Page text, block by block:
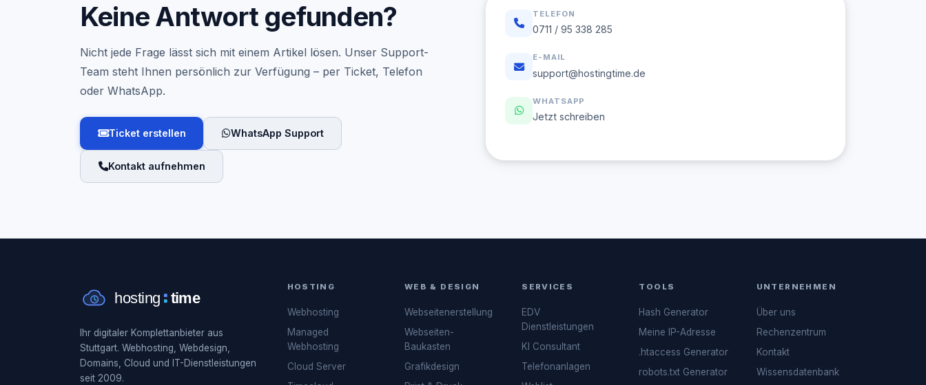
Keine Antwort gefunden?
Nicht jede Frage lässt sich mit einem Artikel lösen. Unser Support-
Team steht Ihnen persönlich zur Verfügung – per Ticket, Telefon
oder WhatsApp.
Ticket erstellen WhatsApp Support
Kontakt aufnehmen
TELEFON
0711 / 95 338 285
E-MAIL
support@hostingtime.de
WHATSAPP
Jetzt schreiben
Ihr digitaler Komplettanbieter aus
Stuttgart. Webhosting, Webdesign,
Domains, Cloud und IT-Dienstleistungen
seit 2009.
HOSTING
Webhosting
Managed
Webhosting
Cloud Server
WEB & DESIGN
Webseitenerstellung
Webseiten-
Baukasten
Grafikdesign
SERVICES
EDV
Dienstleistungen
KI Consultant
Telefonanlagen
TOOLS
Hash Generator
Meine IP-Adresse
.htaccess Generator
robots.txt Generator
UNTERNEHMEN
Über uns
Rechenzentrum
Kontakt
Wissensdatenbank